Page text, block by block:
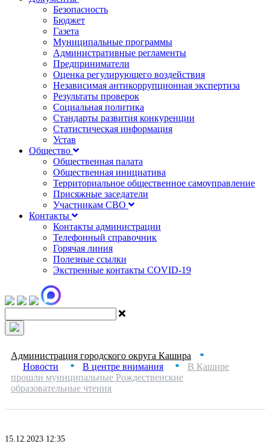
Безопасность
Бюджет
Газета
Муниципальные программы
Административные регламенты
Предприниматели
Оценка регулирующего воздействия
Независимая антикоррупционная экспертиза
Результаты проверок
Социальная политика
Стандарты развития конкуренции
Статистическая информация
Устав
Общество
Общественная палата
Общественная инициатива
Территориальное общественное самоуправление
Присяжные заседатели
Участникам СВО
Контакты
Контакты администрации
Телефонный справочник
Горячая линия
Полезные ссылки
Экстренные контакты COVID-19
Администрация городского округа Кашира ■
Новости ■ В центре внимания ■
В Кашире
прошли муниципальные Рождественские
образовательные чтения
15.12.2023 12:35